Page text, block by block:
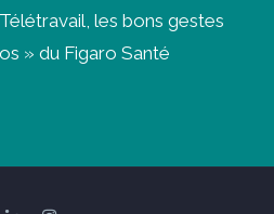
les bons gestes
» du Figaro Santé